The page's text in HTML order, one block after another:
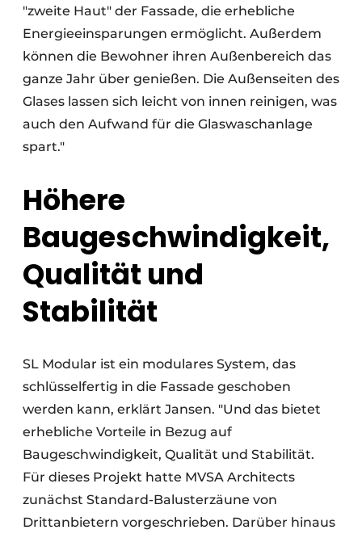
"zweite Haut" der Fassade, die erhebliche
Energieeinsparungen ermöglicht. Außerdem
können die Bewohner ihren Außenbereich das
ganze Jahr über genießen. Die Außenseiten des
Glases lassen sich leicht von innen reinigen, was
auch den Aufwand für die Glaswaschanlage
spart."
Höhere
Baugeschwindigkeit,
Qualität und
Stabilität
SL Modular ist ein modulares System, das
schlüsselfertig in die Fassade geschoben
werden kann, erklärt Jansen. "Und das bietet
erhebliche Vorteile in Bezug auf
Baugeschwindigkeit, Qualität und Stabilität.
Für dieses Projekt hatte MVSA Architects
zunächst Standard-Balusterzäune von
Drittanbietern vorgeschrieben. Darüber hinaus